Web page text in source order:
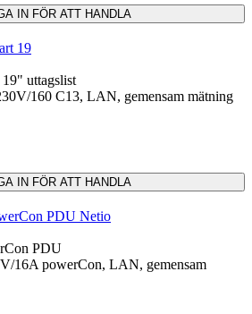
IN FÖR ATT HANDLA
uttagslist
160 C13, LAN, gemensam mätning
IN FÖR ATT HANDLA
PDU
16A powerCon, LAN, gemensam